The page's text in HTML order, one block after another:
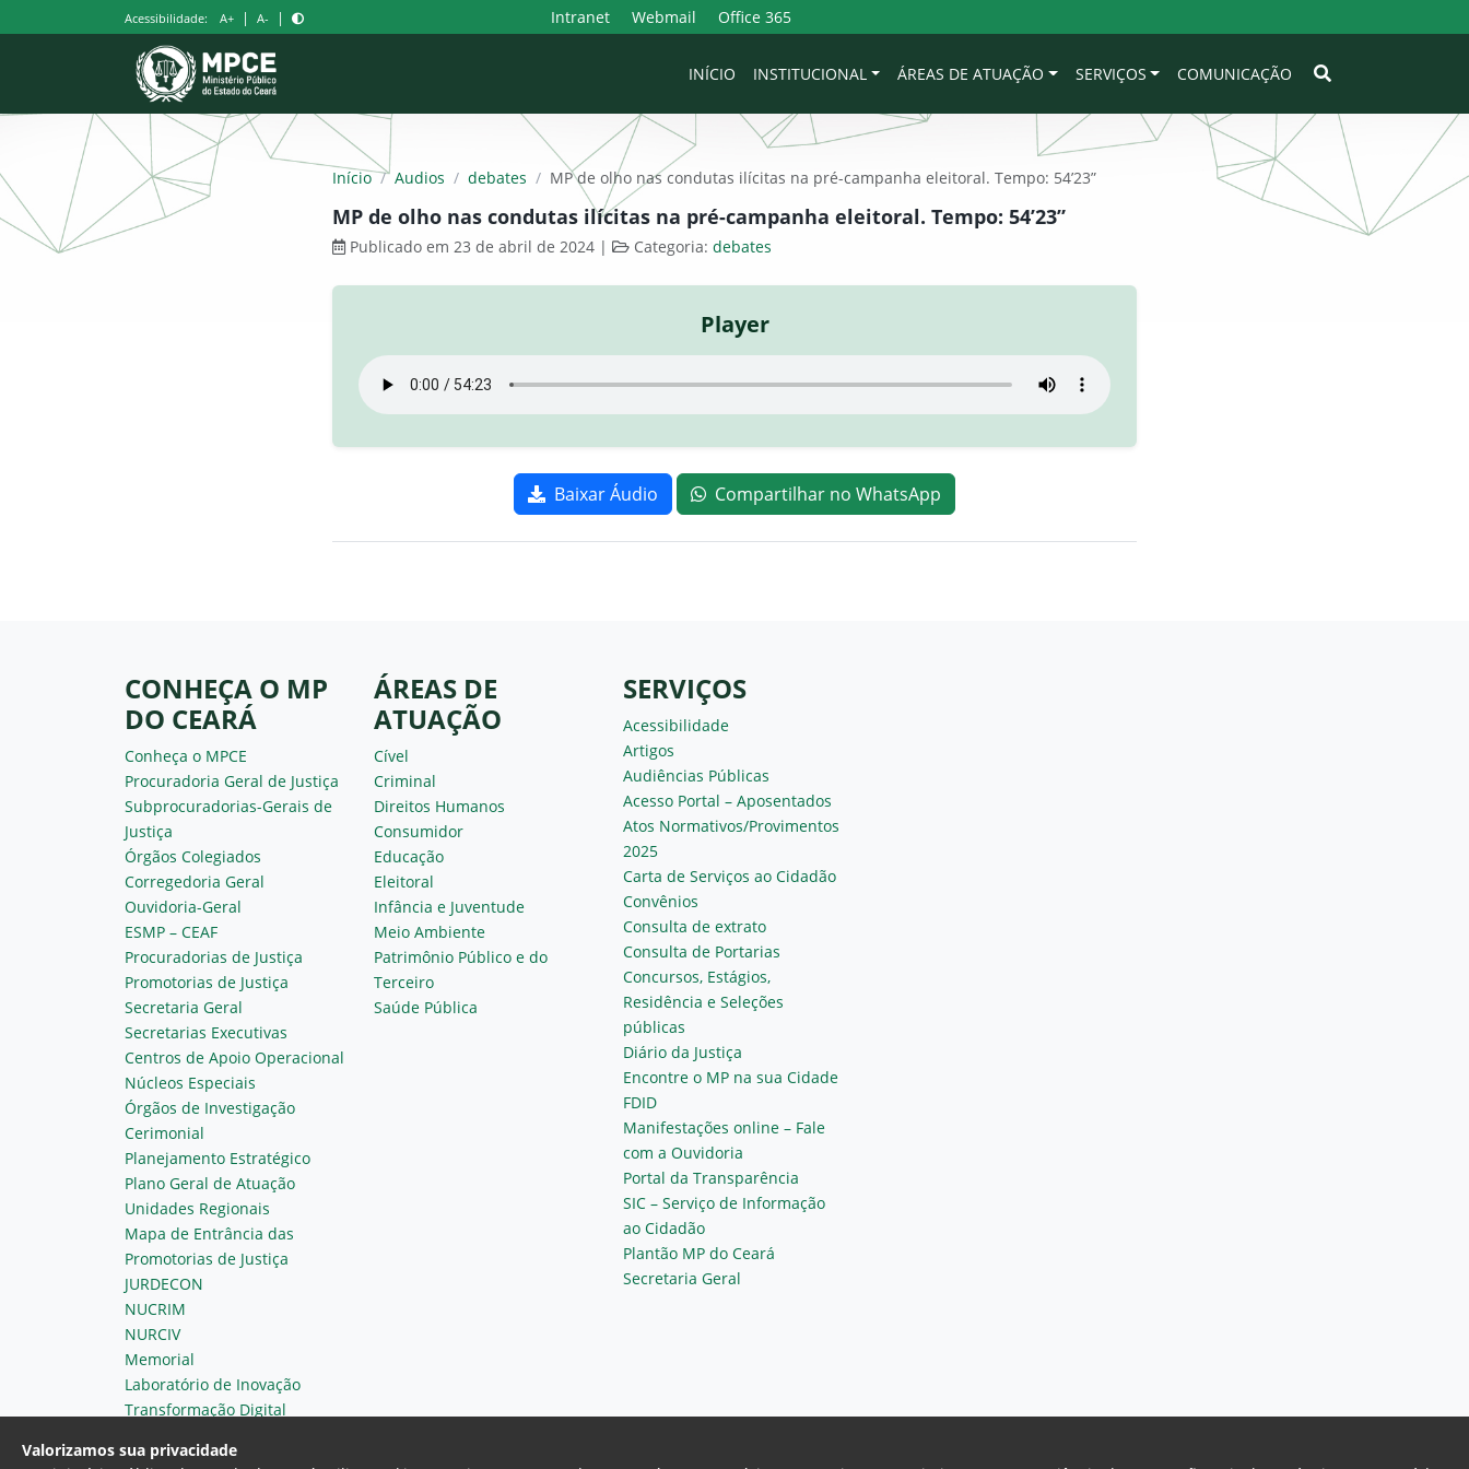
para
Acessibilidade: A+ | A- | Intranet Webmail Office 365
INÍCIO INSTITUCIONAL ÁREAS DE ATUAÇÃO SERVIÇOS COMUNICAÇÃO
Início / Audios / debates / MP de olho nas condutas ilícitas na pré-campanha eleitoral. Tempo: 54’23”
MP de olho nas condutas ilícitas na pré-campanha eleitoral. Tempo: 54’23”
Publicado em 23 de abril de 2024 | Categoria: debates
Player
Baixar Áudio Compartilhar no WhatsApp
CONHEÇA O MP
DO CEARÁ
Conheça o MPCE
Procuradoria Geral de Justiça
Subprocuradorias-Gerais de
Justiça
Órgãos Colegiados
Corregedoria Geral
Ouvidoria-Geral
ESMP – CEAF
Procuradorias de Justiça
Promotorias de Justiça
Secretaria Geral
Secretarias Executivas
Centros de Apoio Operacional
Núcleos Especiais
Órgãos de Investigação
Cerimonial
Planejamento Estratégico
Plano Geral de Atuação
Unidades Regionais
Mapa de Entrância das
Promotorias de Justiça
JURDECON
NUCRIM
NURCIV
Memorial
Laboratório de Inovação
Transformação Digital
ÁREAS DE
ATUAÇÃO
Cível
Criminal
Direitos Humanos
Consumidor
Educação
Eleitoral
Infância e Juventude
Meio Ambiente
Patrimônio Público e do
Terceiro
Saúde Pública
SERVIÇOS
Acessibilidade
Artigos
Audiências Públicas
Acesso Portal – Aposentados
Atos Normativos/Provimentos
2025
Carta de Serviços ao Cidadão
Convênios
Consulta de extrato
Consulta de Portarias
Concursos, Estágios,
Residência e Seleções
públicas
Diário da Justiça
Encontre o MP na sua Cidade
FDID
Manifestações online – Fale
com a Ouvidoria
Portal da Transparência
SIC – Serviço de Informação
ao Cidadão
Plantão MP do Ceará
Secretaria Geral
Valorizamos sua privacidade